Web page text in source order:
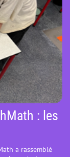
: les
a rassemblé